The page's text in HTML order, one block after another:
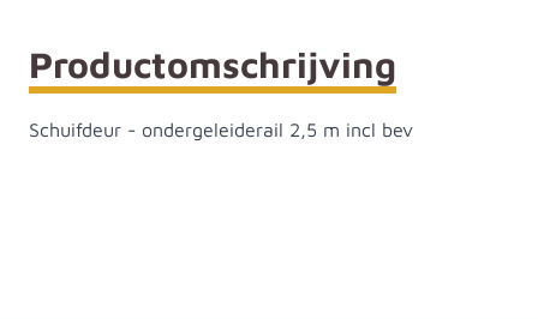
Productomschrijving
Schuifdeur - ondergeleiderail 2,5 m incl bev